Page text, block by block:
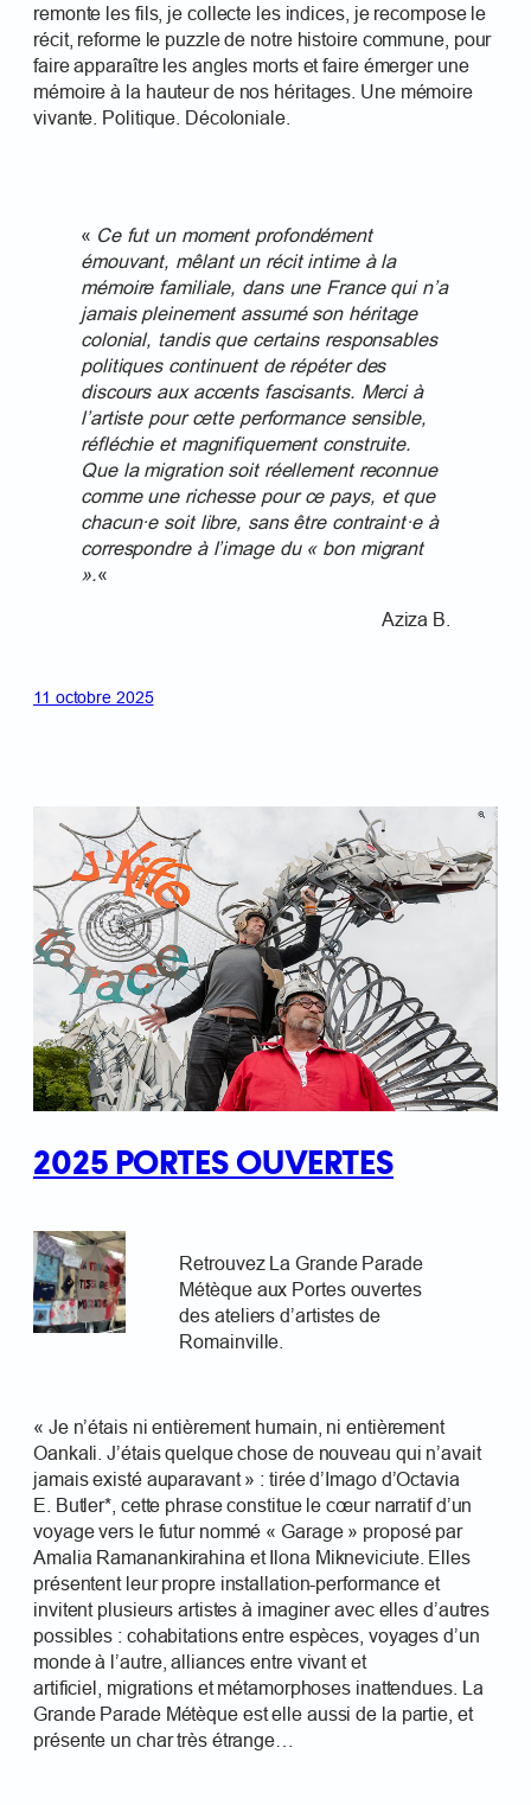
remonte les fils, je collecte les indices, je recompose le
récit, reforme le puzzle de notre histoire commune, pour
faire apparaître les angles morts et faire émerger une
mémoire à la hauteur de nos héritages. Une mémoire
vivante. Politique. Décoloniale.
« Ce fut un moment profondément
émouvant, mêlant un récit intime à la
mémoire familiale, dans une France qui n’a
jamais pleinement assumé son héritage
colonial, tandis que certains responsables
politiques continuent de répéter des
discours aux accents fascisants. Merci à
l’artiste pour cette performance sensible,
réfléchie et magnifiquement construite.
Que la migration soit réellement reconnue
comme une richesse pour ce pays, et que
chacun·e soit libre, sans être contraint·e à
correspondre à l’image du « bon migrant
».«
Aziza B.
11 octobre 2025
2025 PORTES OUVERTES
Retrouvez La Grande Parade
Métèque aux Portes ouvertes
des ateliers d’artistes de
Romainville.
« Je n’étais ni entièrement humain, ni entièrement
Oankali. J’étais quelque chose de nouveau qui n’avait
jamais existé auparavant » : tirée d’Imago d’Octavia
E. Butler*, cette phrase constitue le cœur narratif d’un
voyage vers le futur nommé « Garage » proposé par
Amalia Ramanankirahina et Ilona Mikneviciute. Elles
présentent leur propre installation-performance et
invitent plusieurs artistes à imaginer avec elles d’autres
possibles : cohabitations entre espèces, voyages d’un
monde à l’autre, alliances entre vivant et
artificiel, migrations et métamorphoses inattendues. La
Grande Parade Métèque est elle aussi de la partie, et
présente un char très étrange…